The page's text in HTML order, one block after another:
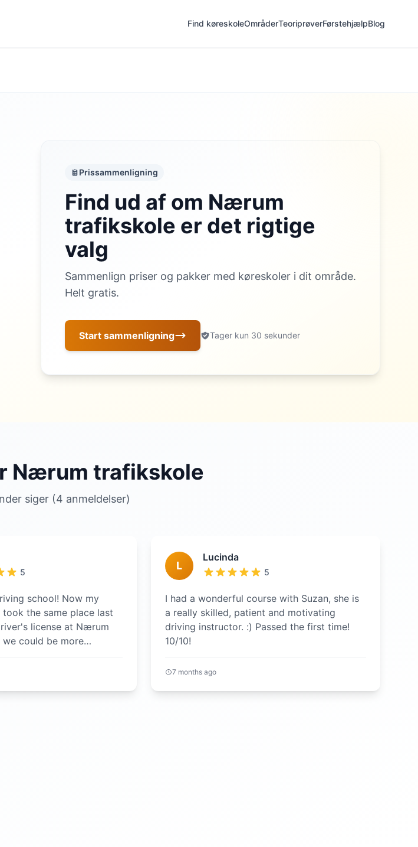
Find køreskoleOmråderTeoriprøverFørstehjælpBlog
Prissammenligning
Find ud af om Nærum
trafikskole er det rigtige
valg
Sammenlign priser og pakker med køreskoler i dit område.
Helt gratis.
Start sammenligning Tager kun 30 sekunder
Nærum trafikskole
siger (4 anmeldelser)
5
school! Now my
the same place last
license at Nærum
could be more
L
Lucinda
5
I had a wonderful course with Suzan, she is
a really skilled, patient and motivating
driving instructor. :) Passed the first time!
10/10!
7 months ago